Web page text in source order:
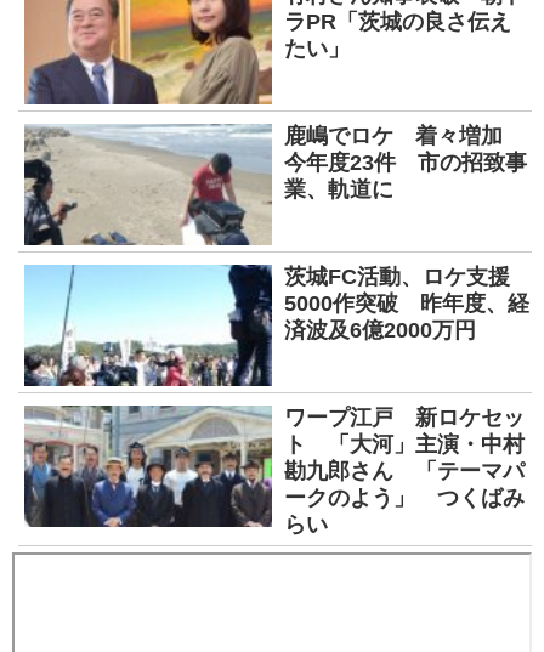
ラPR「茨城の良さ伝え
たい」
鹿嶋でロケ 着々増加
今年度23件 市の招致事
業、軌道に
茨城FC活動、ロケ支援
5000作突破 昨年度、経
済波及6億2000万円
ワープ江戸 新ロケセッ
ト 「大河」主演・中村
勘九郎さん 「テーマパ
ークのよう」 つくばみ
らい